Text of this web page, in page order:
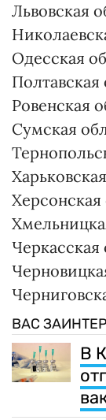
Львовская
Одесская
Полтавская
Ровенская
Сумская
Херсонская
Черкасская
ВАС
В